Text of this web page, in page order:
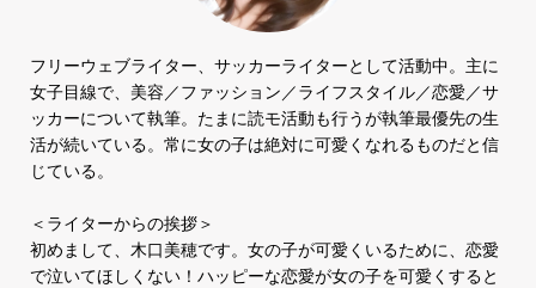
フリーウェブライター、サッカーライターとして活動中。主に
女子目線で、美容／ファッション／ライフスタイル／恋愛／サ
ッカーについて執筆。たまに読モ活動も行うが執筆最優先の生
活が続いている。常に女の子は絶対に可愛くなれるものだと信
じている。
＜ライターからの挨拶＞
初めまして、木口美穂です。女の子が可愛くいるために、恋愛
で泣いてほしくない！ハッピーな恋愛が女の子を可愛くすると